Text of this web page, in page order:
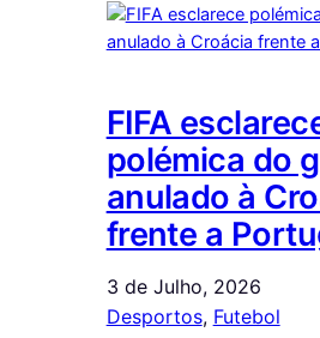
FIFA
polémica do
anulado à
frente a
3 de Julho, 2026
Desportos, Futebol